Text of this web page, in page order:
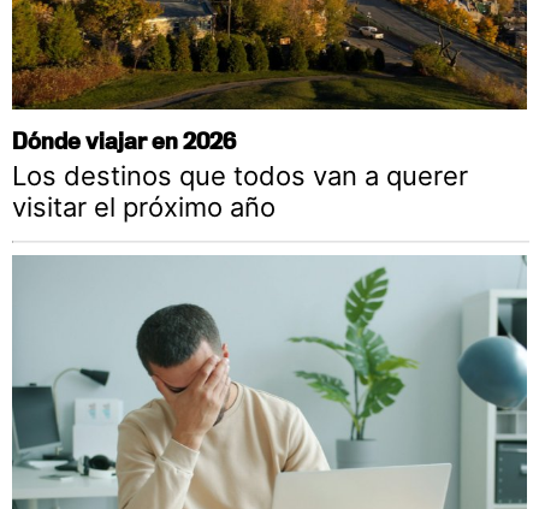
Dónde viajar en 2026
Los destinos que todos van a querer
visitar el próximo año